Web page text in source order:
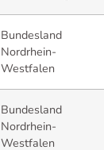
Bundesland
Nordrhein-
Westfalen
Bundesland
Nordrhein-
Westfalen